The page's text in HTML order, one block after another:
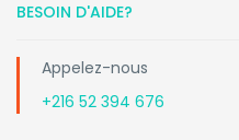
BESOIN D'AIDE?
Appelez-nous
+216 52 394 676